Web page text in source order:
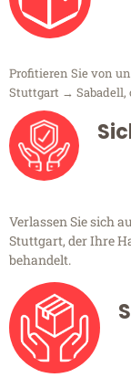
Profitieren Sie von
Stuttgart → Sabadell,
Verlassen Sie sich
Stuttgart, der Ihre
behandelt.